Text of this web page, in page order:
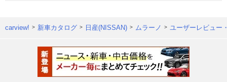
carview! 新車カタログ 日産(NISSAN) ムラーノ ユーザーレビュー